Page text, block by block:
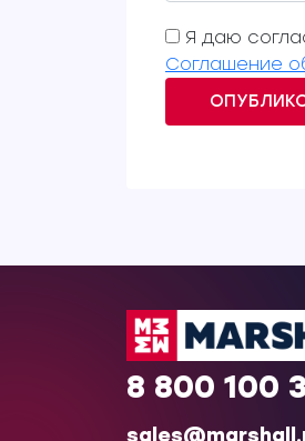
Я даю
Соглашение
8 800 100